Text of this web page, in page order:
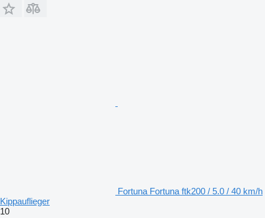
Fortuna Fortuna ftk200 / 5.0 / 40 km/h
Kippauflieger
10